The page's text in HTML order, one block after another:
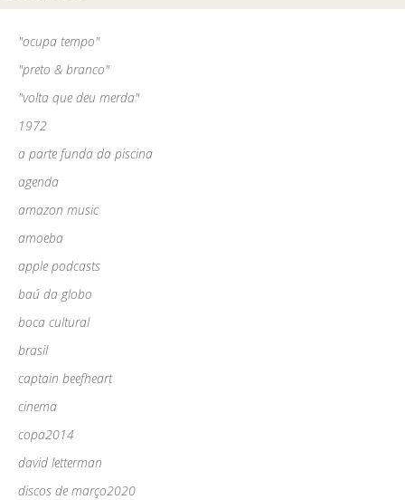
"ocupa tempo"
"preto & branco"
"volta que deu merda"
1972
a parte funda da piscina
agenda
amazon music
amoeba
apple podcasts
baú da globo
boca cultural
brasil
captain beefheart
cinema
copa2014
david letterman
discos de março2020